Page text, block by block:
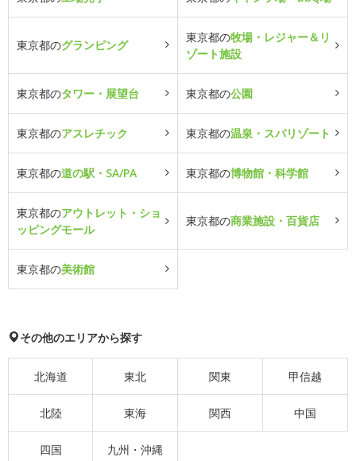
東京都のグランピング
東京都の牧場・レジャー＆リ
ゾート施設
東京都のタワー・展望台 東京都の公園
東京都のアスレチック 東京都の温泉・スパリゾート
東京都の道の駅・SA/PA 東京都の博物館・科学館
東京都のアウトレット・ショ
ッピングモール
東京都の商業施設・百貨店
東京都の美術館
その他のエリアから探す
北海道 東北 関東 甲信越
北陸 東海 関西 中国
四国 九州・沖縄